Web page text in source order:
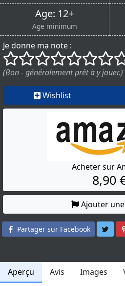
Age: 12+
Age minimum
Je donne ma note :
()
() () () () () ()
(Bon - généralement prêt à y jouer.)
Wishlist
Acheter sur
8,90
Ajouter
Partager sur Facebook
Aperçu Avis Images